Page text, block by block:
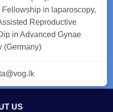
in laparoscopy,
Reproductive
in Advanced Gynae
(Germany)
US